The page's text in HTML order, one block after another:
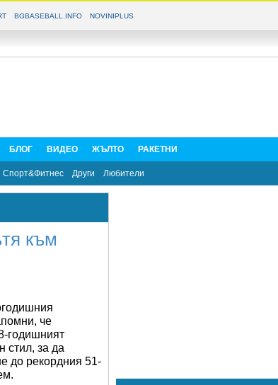
BGBASEBALL.INFO NOVINIPLUS
БЛОГ ВИДЕО ЖЪЛТО РАКЕТНИ
Спорт&Фитнес Други Любители
към
че
годишният
стил, за да
до рекордния 51-